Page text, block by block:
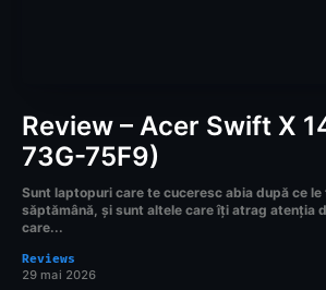
Review – Acer Swift X
73G-75F9)
Sunt laptopuri care te cuceresc abia după ce
săptămână, și sunt altele care îți atrag atenția
care...
Reviews
29 mai 2026